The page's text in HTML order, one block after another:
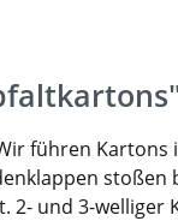
führen
und 3-